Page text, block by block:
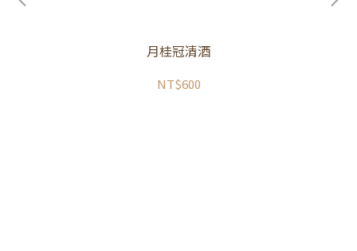
月桂冠清酒
NT$600